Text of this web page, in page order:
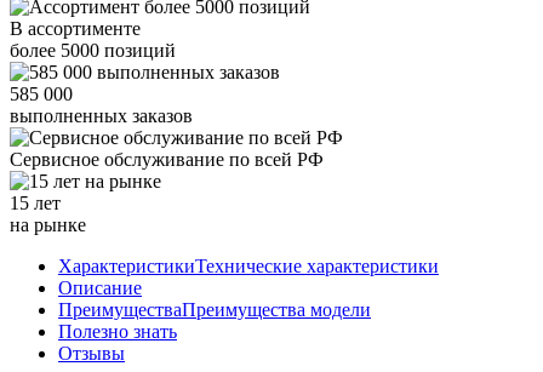
В ассортименте
более 5000 позиций
585 000
выполненных заказов
Сервисное обслуживание по всей РФ
15 лет
на рынке
ХарактеристикиТехнические характеристики
Описание
ПреимуществаПреимущества модели
Полезно знать
Отзывы